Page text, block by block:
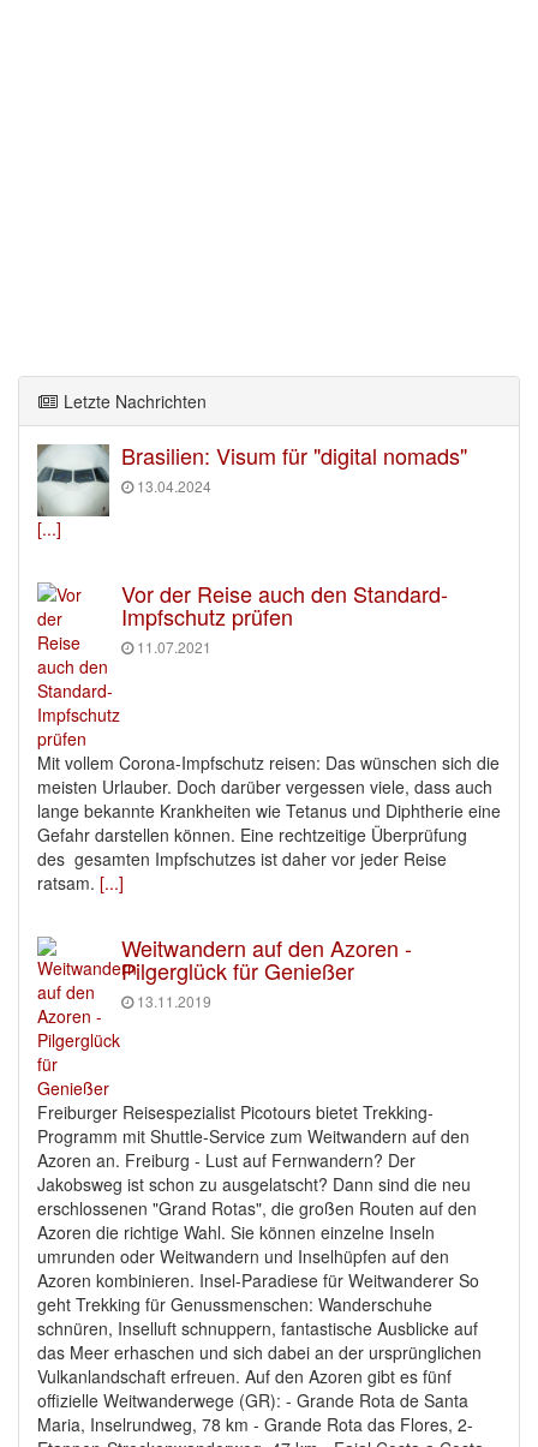
Letzte Nachrichten
Brasilien: Visum für "digital nomads"
13.04.2024
[...]
Vor der Reise auch den Standard-
Impfschutz prüfen
11.07.2021
Mit vollem Corona-Impfschutz reisen: Das wünschen sich die
meisten Urlauber. Doch darüber vergessen viele, dass auch
lange bekannte Krankheiten wie Tetanus und Diphtherie eine
Gefahr darstellen können. Eine rechtzeitige Überprüfung
des gesamten Impfschutzes ist daher vor jeder Reise
ratsam. [...]
Weitwandern auf den Azoren -
Pilgerglück für Genießer
13.11.2019
Freiburger Reisespezialist Picotours bietet Trekking-
Programm mit Shuttle-Service zum Weitwandern auf den
Azoren an. Freiburg - Lust auf Fernwandern? Der
Jakobsweg ist schon zu ausgelatscht? Dann sind die neu
erschlossenen "Grand Rotas", die großen Routen auf den
Azoren die richtige Wahl. Sie können einzelne Inseln
umrunden oder Weitwandern und Inselhüpfen auf den
Azoren kombinieren. Insel-Paradiese für Weitwanderer So
geht Trekking für Genussmenschen: Wanderschuhe
schnüren, Inselluft schnuppern, fantastische Ausblicke auf
das Meer erhaschen und sich dabei an der ursprünglichen
Vulkanlandschaft erfreuen. Auf den Azoren gibt es fünf
offizielle Weitwanderwege (GR): - Grande Rota de Santa
Maria, Inselrundweg, 78 km - Grande Rota das Flores, 2-